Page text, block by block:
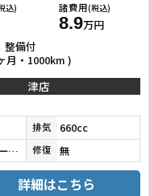
込) 諸費用(税込)
8.9万円
整備付
月・1000km )
津店
排気 660cc
ミントブルーメタリック 修復 無
詳細はこちら